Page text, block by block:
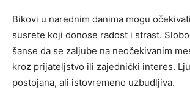
Bikovi u narednim danima mogu
susrete koji donose radost i strast.
šanse da se zaljube na neočekivanim
kroz prijateljstvo ili zajednički interes.
postojana, ali istovremeno uzbudljiva.